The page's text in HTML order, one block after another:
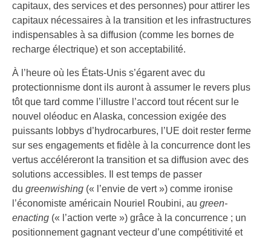
capitaux, des services et des personnes) pour attirer les
capitaux nécessaires à la transition et les infrastructures
indispensables à sa diffusion (comme les bornes de
recharge électrique) et son acceptabilité.
À l’heure où les États-Unis s’égarent avec du
protectionnisme dont ils auront à assumer le revers plus
tôt que tard comme l’illustre l’accord tout récent sur le
nouvel oléoduc en Alaska, concession exigée des
puissants lobbys d’hydrocarbures, l’UE doit rester ferme
sur ses engagements et fidèle à la concurrence dont les
vertus accéléreront la transition et sa diffusion avec des
solutions accessibles. Il est temps de passer
du greenwishing (« l’envie de vert ») comme ironise
l’économiste américain Nouriel Roubini, au green-
enacting (« l’action verte ») grâce à la concurrence ; un
positionnement gagnant vecteur d’une compétitivité et